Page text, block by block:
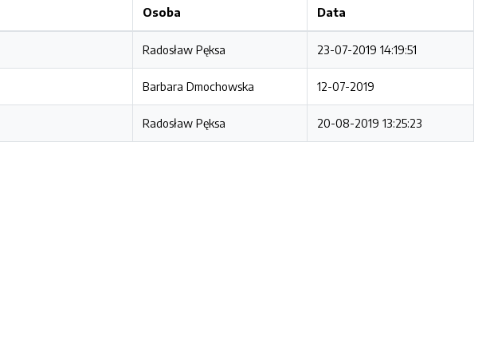
Osoba Data
Radosław Pęksa 23-07-2019 14:19:51
Barbara Dmochowska 12-07-2019
Radosław Pęksa 20-08-2019 13:25:23